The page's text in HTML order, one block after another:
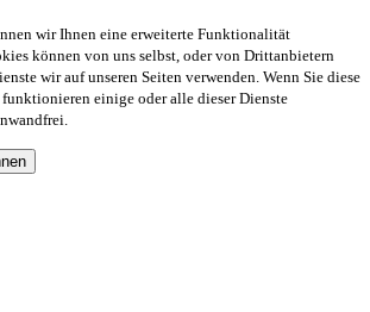
wir Ihnen eine erweiterte Funktionalität
können von uns selbst, oder von Drittanbietern
wir auf unseren Seiten verwenden. Wenn Sie diese
einige oder alle dieser Dienste